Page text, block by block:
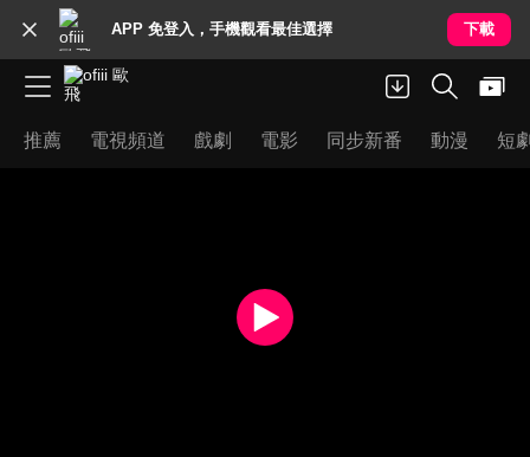
APP 免登入，手機觀看最佳選擇 下載
推薦 電視頻道 戲劇 電影 同步新番 動漫 短